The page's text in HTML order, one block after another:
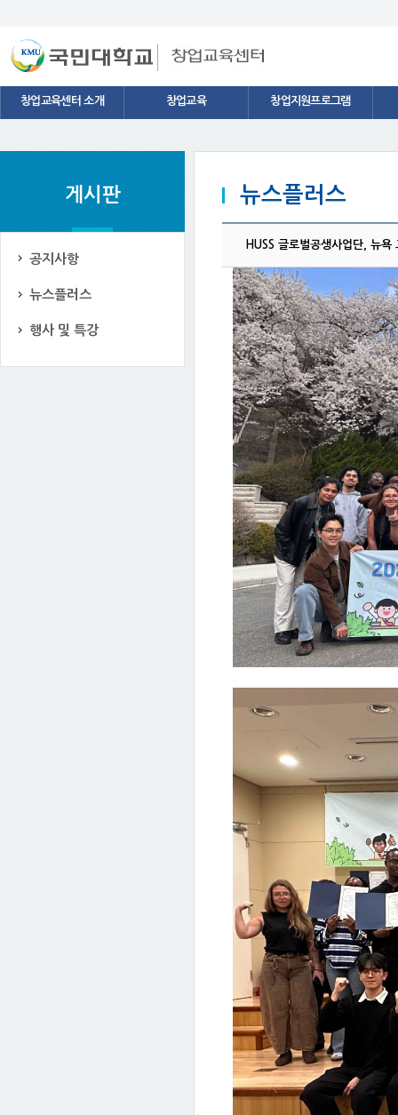
창업교육센터 소개
창업용어
창업교육 창업지원프로그램
게시판
공지사항
뉴스플러스
행사 및 특강
뉴스플러스
HUSS 글로벌공생사업단, 뉴욕